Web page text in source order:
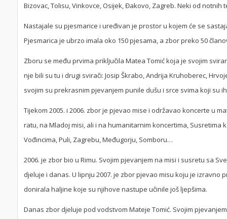
Bizovac, Tolisu, Vinkovce, Osijek, Đakovo, Zagreb. Neki od
Nastajale su pjesmarice i uređivan je prostor u kojem će se
Pjesmarica je ubrzo imala oko 150 pjesama, a zbor preko 50
Zboru se među prvima priključila Matea Tomić koja je svojim
nje bili su tu i drugi svirači: Josip Škrabo, Andrija Kruhoberec,
svojim su prekrasnim pjevanjem punile dušu i srce svima koji su
Tijekom 2005. i 2006. zbor je pjevao mise i održavao koncerte u
ratu, na Mladoj misi, ali i na humanitarnim koncertima, Susretima
Vođincima, Puli, Zagrebu, Međugorju, Somboru…
2006. je zbor bio u Rimu. Svojim pjevanjem na misi i susretu sa
djeluje i danas. U lipnju 2007. je zbor pjevao misu koju je izravno
donirala haljine koje su njihove nastupe učinile još ljepšima.
Danas zbor djeluje pod vodstvom Mateje Tomić. Svojim